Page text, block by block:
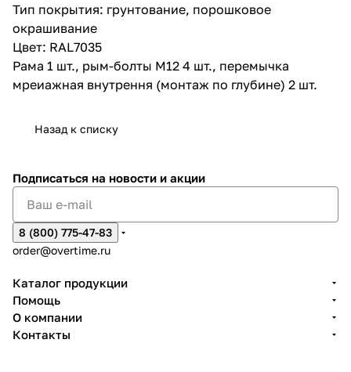
Тип покрытия: грунтование, порошковое
окрашивание
Цвет: RAL7035
Рама 1 шт., рым-болты М12 4 шт., перемычка
мреиажная внутрення (монтаж по глубине) 2 шт.
Назад к списку
Подписаться на новости и акции
8 (800) 775-47-83
order@overtime.ru
Каталог продукции
Помощь
О компании
Контакты